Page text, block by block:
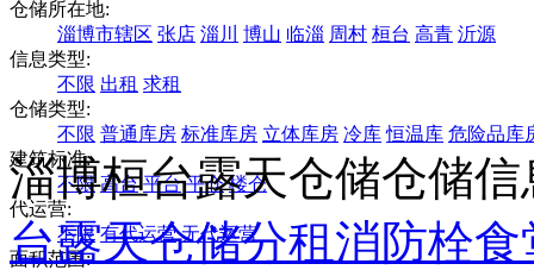
仓储所在地:
淄博市辖区 张店 淄川 博山 临淄 周村 桓台 高青 沂源
信息类型:
不限 出租 求租
仓储类型:
不限 普通库房 标准库房 立体库房 冷库 恒温库 危险品库
建筑标准:
不限 高台 平台 平仓 楼仓
代运营:
不限 有代运营 无代运营
面积范围:
淄博桓台露天仓储仓储信
台露天仓储分租消防栓食